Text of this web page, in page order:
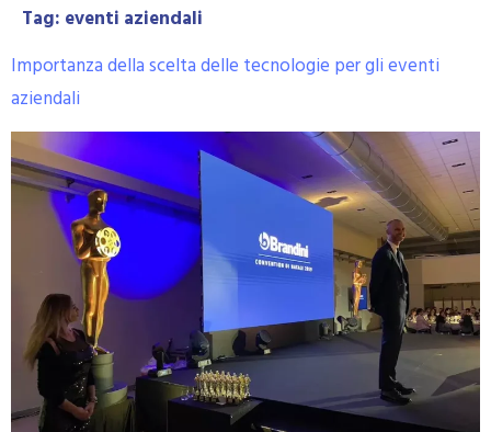
Tag: eventi aziendali
Importanza della scelta delle tecnologie per gli eventi
aziendali